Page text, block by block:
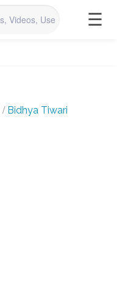
☰
/ Bidhya Tiwari